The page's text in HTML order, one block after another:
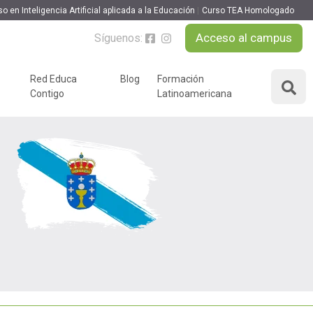
en Inteligencia Artificial aplicada a la Educación Curso TEA Homologado
Síguenos: Acceso al campus
Desarrollo Personal y
Liderazgo
Educación y Docencia
Formación Empresarial
Ocio y Tiempo Libre
Red Educa
Contigo
Blog
Formación
Latinoamericana